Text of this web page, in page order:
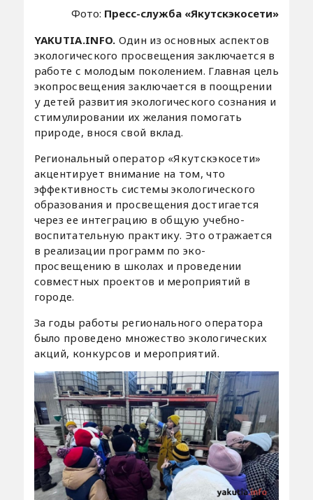
Фото: Пресс-служба «Якутскэкосети»
YAKUTIA.INFO. Один из основных аспектов
экологического просвещения заключается в
работе с молодым поколением. Главная цель
экопросвещения заключается в поощрении
у детей развития экологического сознания и
стимулировании их желания помогать
природе, внося свой вклад.
Региональный оператор «Якутскэкосети»
акцентирует внимание на том, что
эффективность системы экологического
образования и просвещения достигается
через ее интеграцию в общую учебно-
воспитательную практику. Это отражается
в реализации программ по эко-
просвещению в школах и проведении
совместных проектов и мероприятий в
городе.
За годы работы регионального оператора
было проведено множество экологических
акций, конкурсов и мероприятий.